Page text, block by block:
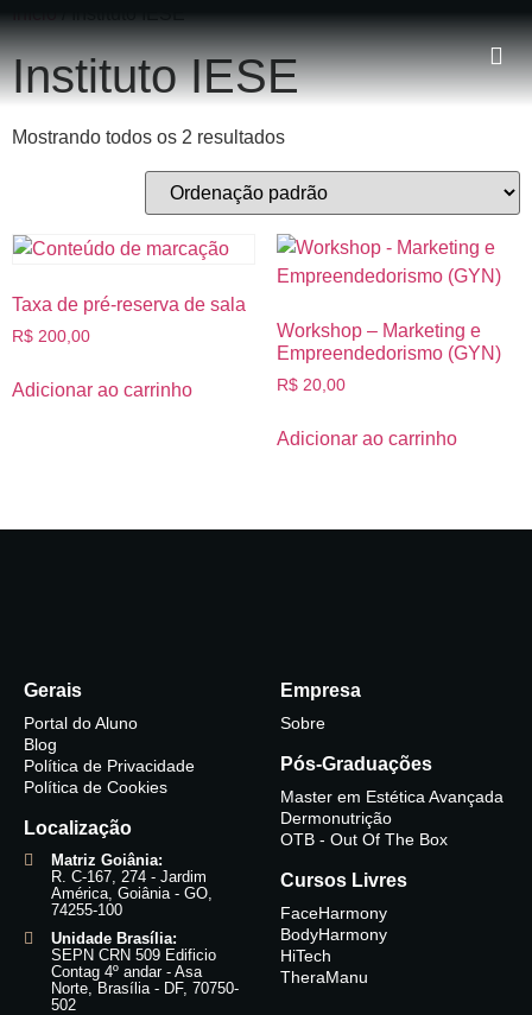
Instituto IESE
Mostrando todos os 2 resultados
Taxa de pré-reserva de sala
R$ 200,00
Adicionar ao carrinho
Workshop – Marketing e
Empreendedorismo (GYN)
R$20,00
Adicionar ao carrinho
Gerais
Portal do Aluno
Blog
Política de Privacidade
Política de Cookies
Localização
Matriz Goiânia:
R. C-167, 274 - Jardim
América, Goiânia - GO,
74255-100
Unidade Brasília:
SEPN CRN 509 Edificio
Contag 4º andar - Asa
Norte, Brasília - DF, 70750-
502
Empresa
Sobre
Pós-Graduações
Master em Estética Avançada
Dermonutrição
OTB - Out Of The Box
Cursos Livres
FaceHarmony
BodyHarmony
HiTech
TheraManu